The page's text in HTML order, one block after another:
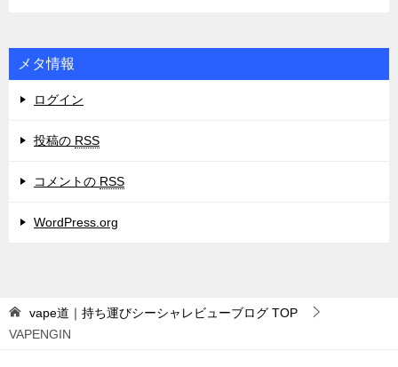
メタ情報
ログイン
投稿の RSS
コメントの RSS
WordPress.org
vape道｜持ち運びシーシャレビューブログ TOP
VAPENGIN